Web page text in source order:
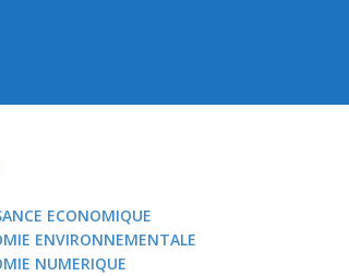
ECONOMIQUE
ENVIRONNEMENTALE
NUMERIQUE